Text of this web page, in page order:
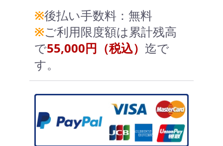
※後払い手数料：無料
※ご利用限度額は累計残高
で55,000円（税込） 迄で
す。